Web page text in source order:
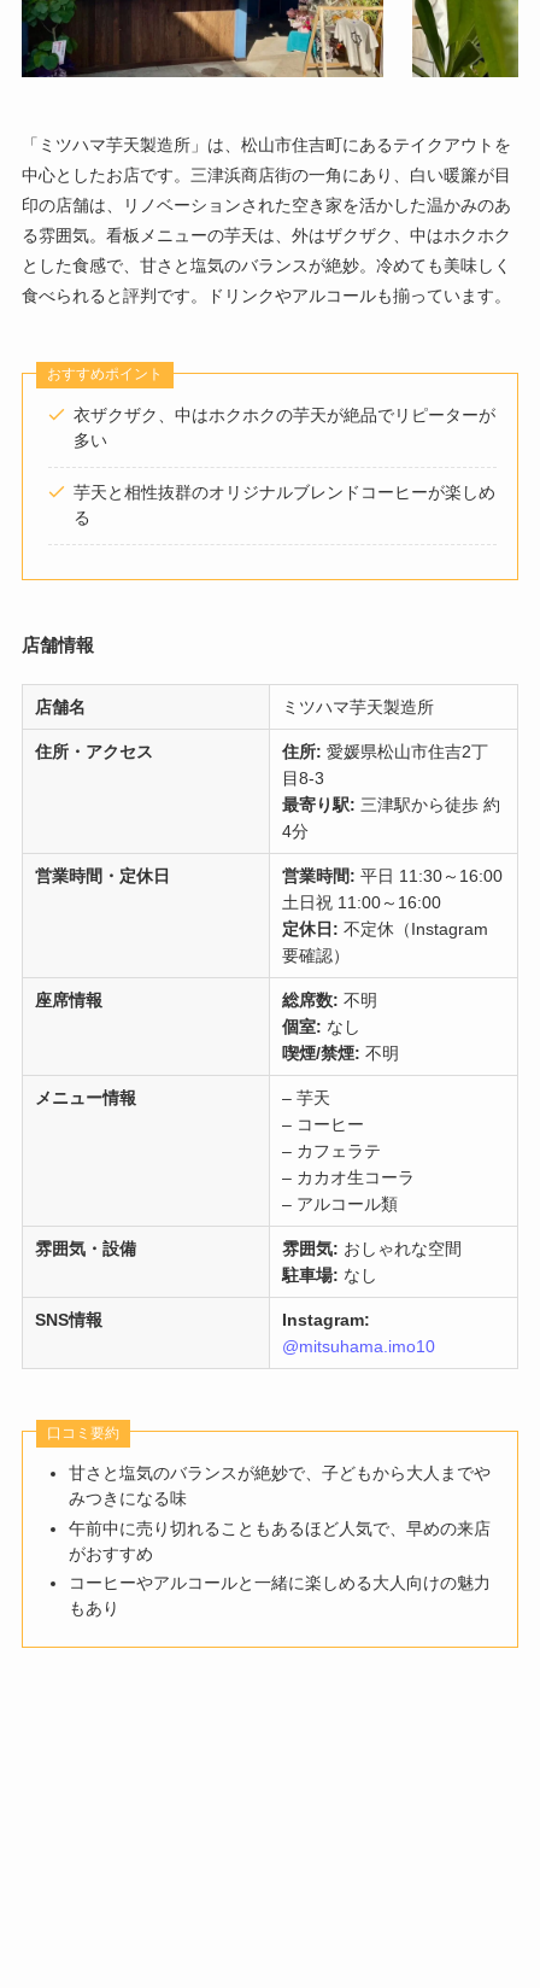
「ミツハマ芋天製造所」は、松山市住吉町にあるテイクアウトを
中心としたお店です。三津浜商店街の一角にあり、白い暖簾が目
印の店舗は、リノベーションされた空き家を活かした温かみのあ
る雰囲気。看板メニューの芋天は、外はザクザク、中はホクホク
とした食感で、甘さと塩気のバランスが絶妙。冷めても美味しく
食べられると評判です。ドリンクやアルコールも揃っています。
おすすめポイント
衣ザクザク、中はホクホクの芋天が絶品でリピーターが
多い
芋天と相性抜群のオリジナルブレンドコーヒーが楽しめ
る
店舗情報
店舗名 ミツハマ芋天製造所
住所・アクセス 住所: 愛媛県松山市住吉2丁
目8-3
最寄り駅: 三津駅から徒歩 約
4分
営業時間・定休日 営業時間: 平日 11:30～16:00
土日祝 11:00～16:00
定休日: 不定休（Instagram
要確認）
座席情報 総席数: 不明
個室: なし
喫煙/禁煙: 不明
メニュー情報
– 芋天
– コーヒー
– カフェラテ
– カカオ生コーラ
– アルコール類
雰囲気・設備 雰囲気: おしゃれな空間
駐車場: なし
SNS情報
Instagram:
@mitsuhama.imo10
口コミ要約
甘さと塩気のバランスが絶妙で、子どもから大人までや
みつきになる味
午前中に売り切れることもあるほど人気で、早めの来店
がおすすめ
コーヒーやアルコールと一緒に楽しめる大人向けの魅力
もあり